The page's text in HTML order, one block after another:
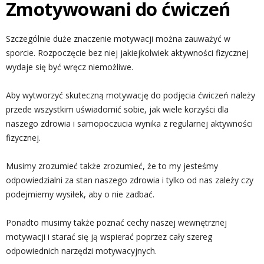
Zmotywowani do ćwiczeń
Szczególnie duże znaczenie motywacji można zauważyć w
sporcie. Rozpoczęcie bez niej jakiejkolwiek aktywności fizycznej
wydaje się być wręcz niemożliwe.
Aby wytworzyć skuteczną motywację do podjęcia ćwiczeń należy
przede wszystkim uświadomić sobie, jak wiele korzyści dla
naszego zdrowia i samopoczucia wynika z regularnej aktywności
fizycznej.
Musimy zrozumieć także zrozumieć, że to my jesteśmy
odpowiedzialni za stan naszego zdrowia i tylko od nas zależy czy
podejmiemy wysiłek, aby o nie zadbać.
Ponadto musimy także poznać cechy naszej wewnętrznej
motywacji i starać się ją wspierać poprzez cały szereg
odpowiednich narzędzi motywacyjnych.